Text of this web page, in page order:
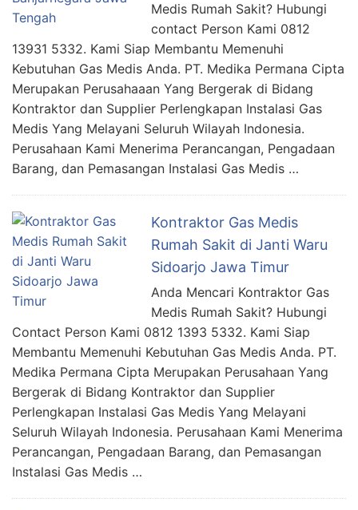
Medis Rumah Sakit? Hubungi
contact Person Kami 0812
13931 5332. Kami Siap Membantu Memenuhi
Kebutuhan Gas Medis Anda. PT. Medika Permana Cipta
Merupakan Perusahaaan Yang Bergerak di Bidang
Kontraktor dan Supplier Perlengkapan Instalasi Gas
Medis Yang Melayani Seluruh Wilayah Indonesia.
Perusahaan Kami Menerima Perancangan, Pengadaan
Barang, dan Pemasangan Instalasi Gas Medis …
Kontraktor Gas Medis
Rumah Sakit di Janti Waru
Sidoarjo Jawa Timur
Anda Mencari Kontraktor Gas
Medis Rumah Sakit? Hubungi
Contact Person Kami 0812 1393 5332. Kami Siap
Membantu Memenuhi Kebutuhan Gas Medis Anda. PT.
Medika Permana Cipta Merupakan Perusahaan Yang
Bergerak di Bidang Kontraktor dan Supplier
Perlengkapan Instalasi Gas Medis Yang Melayani
Seluruh Wilayah Indonesia. Perusahaan Kami Menerima
Perancangan, Pengadaan Barang, dan Pemasangan
Instalasi Gas Medis …